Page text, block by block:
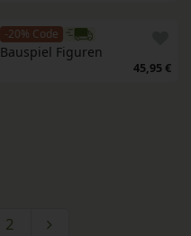
-20% Code
Bauspiel Figuren
45,95 €
2